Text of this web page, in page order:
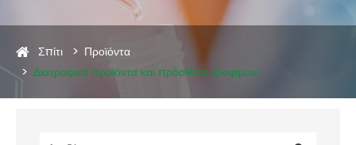
Σπίτι
Προϊόντα
Διατροφικά προϊόντα και πρόσθετα τροφίμων